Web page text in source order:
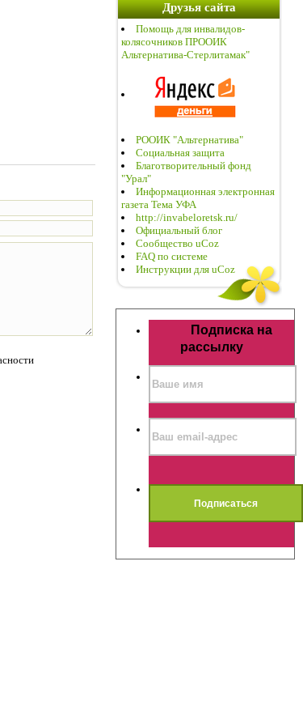
Друзья сайта
Помощь для инвалидов-
колясочников ПРООИК
Альтернатива-Стерлитамак"
РООИК "Альтернатива"
Социальная защита
Благотворительный фонд
"Урал"
Информационная электронная
газета Тема УФА
http://invabeloretsk.ru/
Официальный блог
Сообщество uCoz
FAQ по системе
Инструкции для uCoz
Подписка на
рассылку